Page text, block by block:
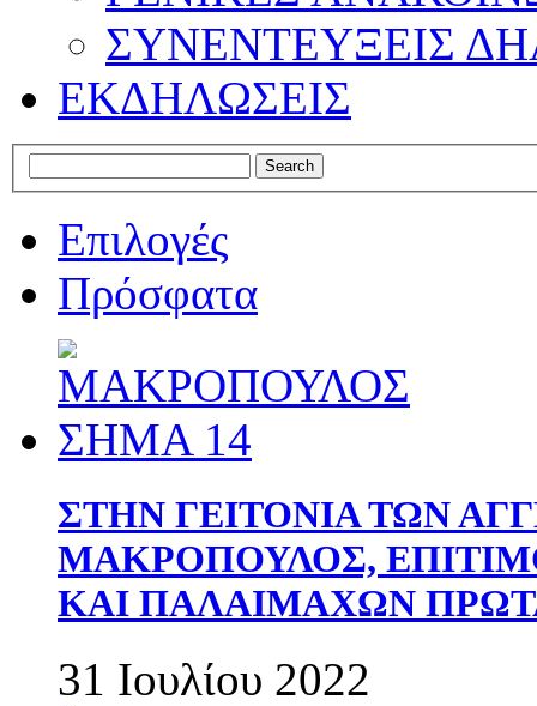
ΣΥΝΕΝΤΕΥΞΕΙΣ
ΕΚΔΗΛΩΣΕΙΣ
Επιλογές
Πρόσφατα
ΣΤΗΝ ΓΕΙΤΟΝΙΑ ΤΩΝ
ΜΑΚΡΟΠΟΥΛΟΣ,
ΚΑΙ ΠΑΛΑΙΜΑΧΩΝ
31 Ιουλίου 2022